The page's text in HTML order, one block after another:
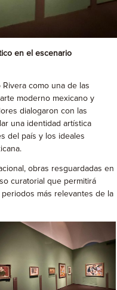
en el escenario
como una de las
moderno mexicano y
dialogaron con las
una identidad artística
del país y los ideales
obras resguardadas en
curatorial que permitirá
más relevantes de la